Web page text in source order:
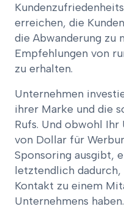
erreichen, die
die Abwanderung zu
Empfehlungen von
zu erhalten.
Unternehmen
ihrer Marke und die
Rufs. Und obwohl
von Dollar für
Sponsoring ausgibt,
letztendlich dadurch,
Kontakt zu einem
Unternehmens